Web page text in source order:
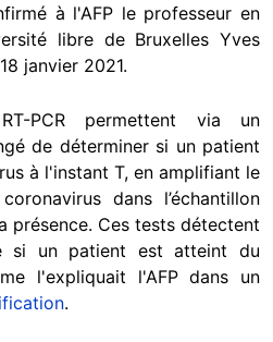
à l'AFP le professeur en
libre de Bruxelles Yves
janvier 2021.
PCR permettent via un
de déterminer si un patient
à l'instant T, en amplifiant le
dans l’échantillon
présence. Ces tests détectent
si un patient est atteint du
l'expliquait l'AFP dans un
.